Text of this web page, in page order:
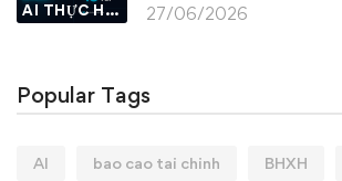
AI THỰC HÀNH 27/06/2026
Popular Tags
AI bao cao tai chinh BHXH